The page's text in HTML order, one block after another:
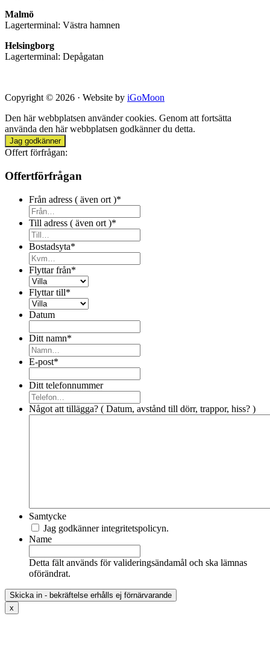
Malmö
Lagerterminal: Västra hamnen
Helsingborg
Lagerterminal: Depågatan
Copyright © 2026 · Website by iGoMoon
Den här webbplatsen använder cookies. Genom att fortsätta
använda den här webbplatsen godkänner du detta.
Jag godkänner
Offert förfrågan:
Offertförfrågan
Från adress ( även ort )*
Till adress ( även ort )*
Bostadsyta*
Flyttar från*
Flyttar till*
Datum
Ditt namn*
E-post*
Ditt telefonnummer
Något att tillägga? ( Datum, avstånd till dörr, trappor, hiss? )
Samtycke
Jag godkänner integritetspolicyn.
Name
Detta fält används för valideringsändamål och ska lämnas
oförändrat.
x